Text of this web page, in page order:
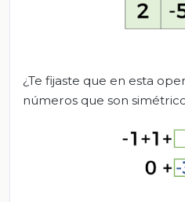
¿Te fijaste que en esta
números que son